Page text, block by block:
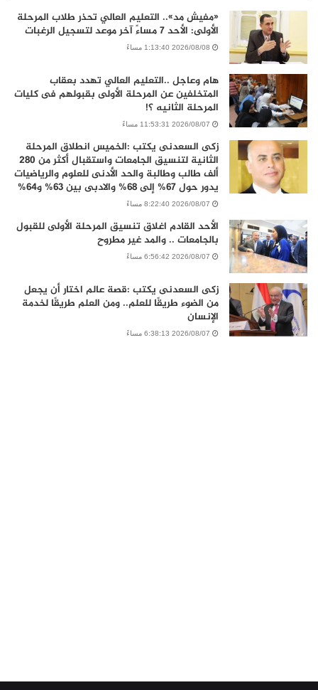
«مفيش مد».. التعليم العالي تحذر طلاب المرحلة
الأولى: الأحد 7 مساءً آخر موعد لتسجيل الرغبات
2026/08/08 1:13:40 مساءً
هام وعاجل ..التعليم العالي تهدد بعقاب
المتخلفين عن المرحلة الأولى بقبولهم فى كليات
المرحلة الثانيه ؟!
2026/08/07 11:53:31 مساءً
زكى السعدنى يكتب :الخميس انطلاق المرحلة
الثانية لتنسيق الجامعات واستقبال أكثر من 280
ألف طالب وطالبة والحد الأدنى للعلوم والرياضيات
يدور حول 67% إلى 68% والادبى بين 63% و64%
2026/08/07 8:22:40 مساءً
الأحد القادم اغلاق تنسيق المرحلة الأولى للقبول
بالجامعات .. والمد غير مطروح
2026/08/07 6:56:42 مساءً
زكى السعدنى يكتب :قصة عالم اختار أن يجعل
من الضوء طريقًا للعلم.. ومن العلم طريقًا لخدمة
الإنسان
2026/08/07 6:38:13 مساءً